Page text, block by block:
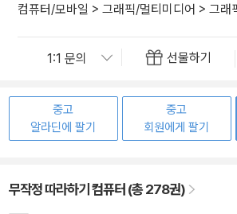
컴퓨터/모바일 > 그래픽/멀티미디어 > 그래
선물하기
중고
알라딘에 팔기
중고
회원에게 팔기
무작정 따라하기 컴퓨터 (총 278권)